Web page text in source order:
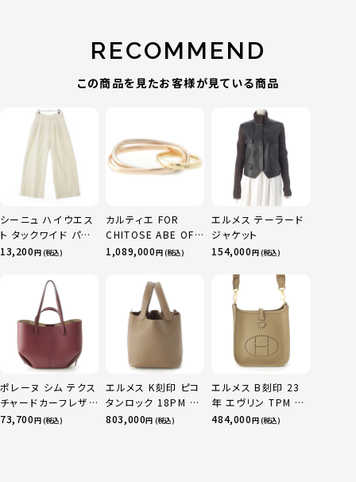
RECOMMEND
この商品を見たお客様が見ている商品
シーニュ ハイウエス
ト タックワイド パン
ツ ボトムス オフホワ
13,200円 (税込)
カルティエ FOR
CHITOSE ABE OF
sacai サカイ 750
ニティ リング 指輪 マ
ルチカラー 50 51
52 24.9g
1,089,000円 (税込)
エルメス テーラード
ジャケット
154,000円 (税込)
ポレーヌ シム テクス
チャードカーフレザ
ー トートバッグ ダー
73,700円 (税込)
エルメス K刻印 ピコ
タンロック 18PM ト
リヨン ハンドバッグ
803,000円 (税込)
エルメス B刻印 23
年 エヴリン TPM 16
アマゾン トリヨンク
484,000円 (税込)